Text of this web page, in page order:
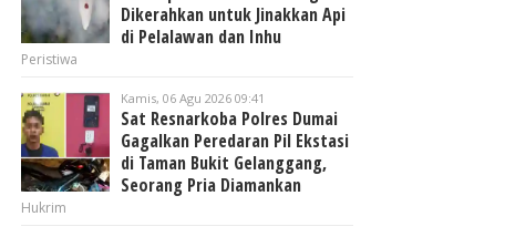
Dikerahkan untuk Jinakkan Api
di Pelalawan dan Inhu
Peristiwa
Kamis, 06 Agu 2026 09:41
Sat Resnarkoba Polres Dumai
Gagalkan Peredaran Pil Ekstasi
di Taman Bukit Gelanggang,
Seorang Pria Diamankan
Hukrim